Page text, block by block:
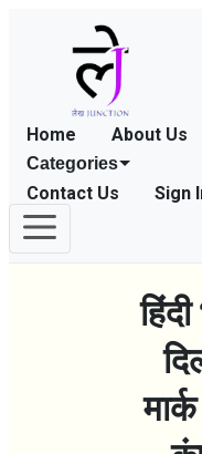
Home About Us
Categories
Contact Us Sign